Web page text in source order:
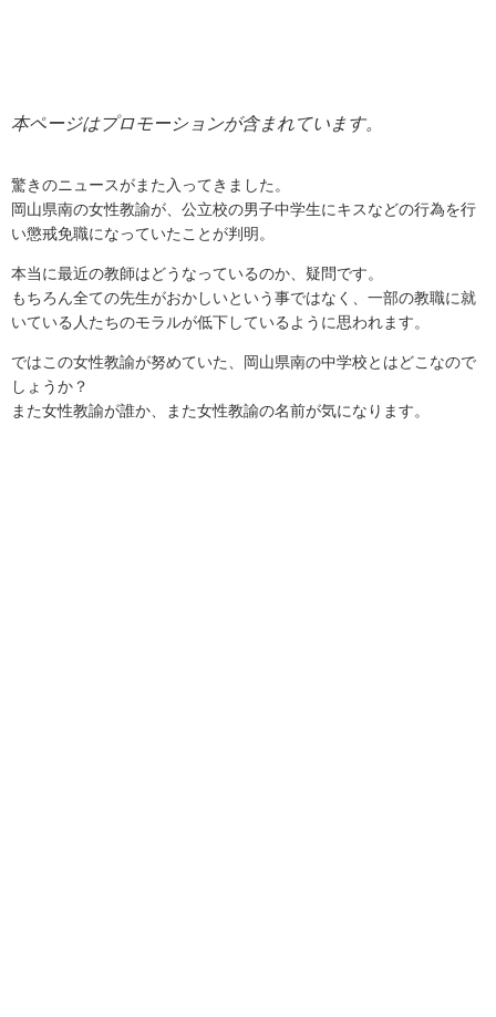
本ページはプロモーションが含まれています。
驚きのニュースがまた入ってきました。
岡山県南の女性教諭が、公立校の男子中学生にキスなどの行為を行
い懲戒免職になっていたことが判明。
本当に最近の教師はどうなっているのか、疑問です。
もちろん全ての先生がおかしいという事ではなく、一部の教職に就
いている人たちのモラルが低下しているように思われます。
ではこの女性教諭が努めていた、岡山県南の中学校とはどこなので
しょうか？
また女性教諭が誰か、また女性教諭の名前が気になります。